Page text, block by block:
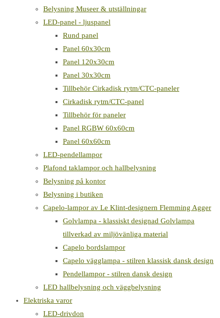
Belysning Museer & utställningar
LED-panel - ljuspanel
Rund panel
Panel 60x30cm
Panel 120x30cm
Panel 30x30cm
Tillbehör Cirkadisk rytm/CTC-paneler
Cirkadisk rytm/CTC-panel
Tillbehör för paneler
Panel RGBW 60x60cm
Panel 60x60cm
LED-pendellampor
Plafond taklampor och hallbelysning
Belysning på kontor
Belysning i butiken
Capelo-lampor av Le Klint-designern Flemming Agger
Golvlampa - klassiskt designad Golvlampa
tillverkad av miljövänliga material
Capelo bordslampor
Capelo vägglampa - stilren klassisk dansk design
Pendellampor - stilren dansk design
LED hallbelysning och väggbelysning
Elektriska varor
LED-drivdon